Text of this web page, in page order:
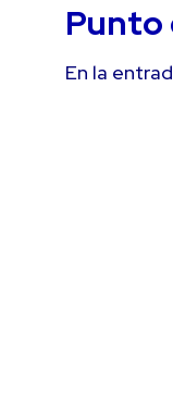
Punto
En la